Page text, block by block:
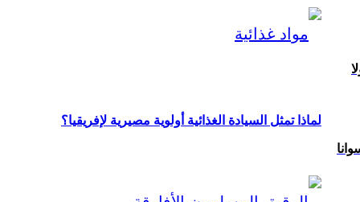
لماذا تمثل السيادة الغذائية أولوية مصيرية لإفريقيا؟